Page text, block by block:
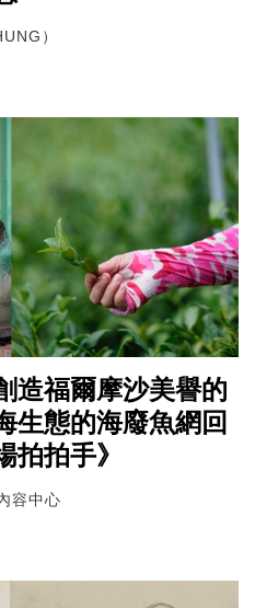
）
造福爾摩沙美譽的
生態的海廢魚網回
拍手》
容中心